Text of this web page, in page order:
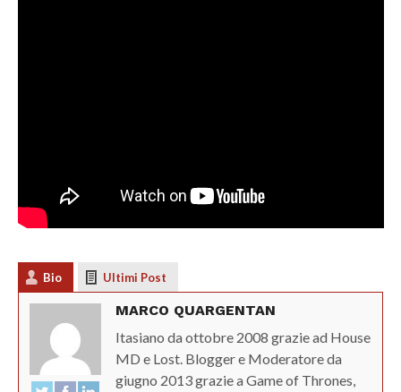
Bio Ultimi Post
MARCO QUARGENTAN
Itasiano da ottobre 2008 grazie ad House
MD e Lost. Blogger e Moderatore da
giugno 2013 grazie a Game of Thrones,